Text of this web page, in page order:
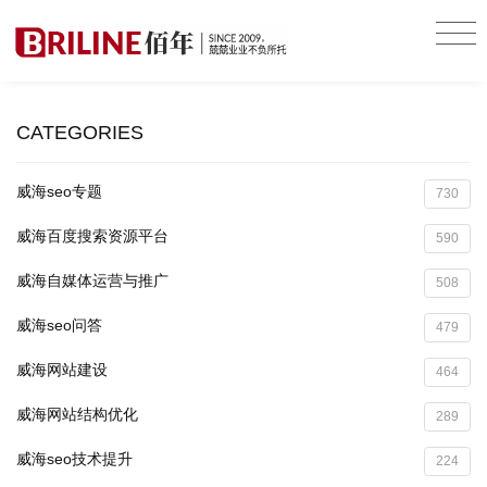
CATEGORIES
威海seo专题 730
威海百度搜索资源平台 590
威海自媒体运营与推广 508
威海seo问答 479
威海网站建设 464
威海网站结构优化 289
威海seo技术提升 224